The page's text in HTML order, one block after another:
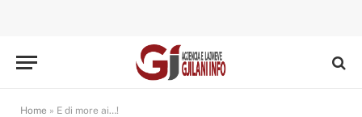
Home » E di more ai…!